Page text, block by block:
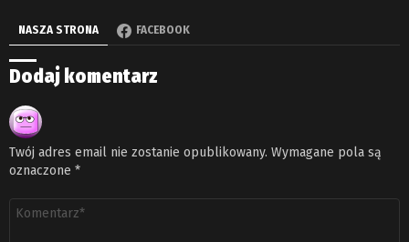
NASZA STRONA FACEBOOK
Dodaj komentarz
Twój adres email nie zostanie opublikowany. Wymagane pola są
oznaczone *
Komentarz